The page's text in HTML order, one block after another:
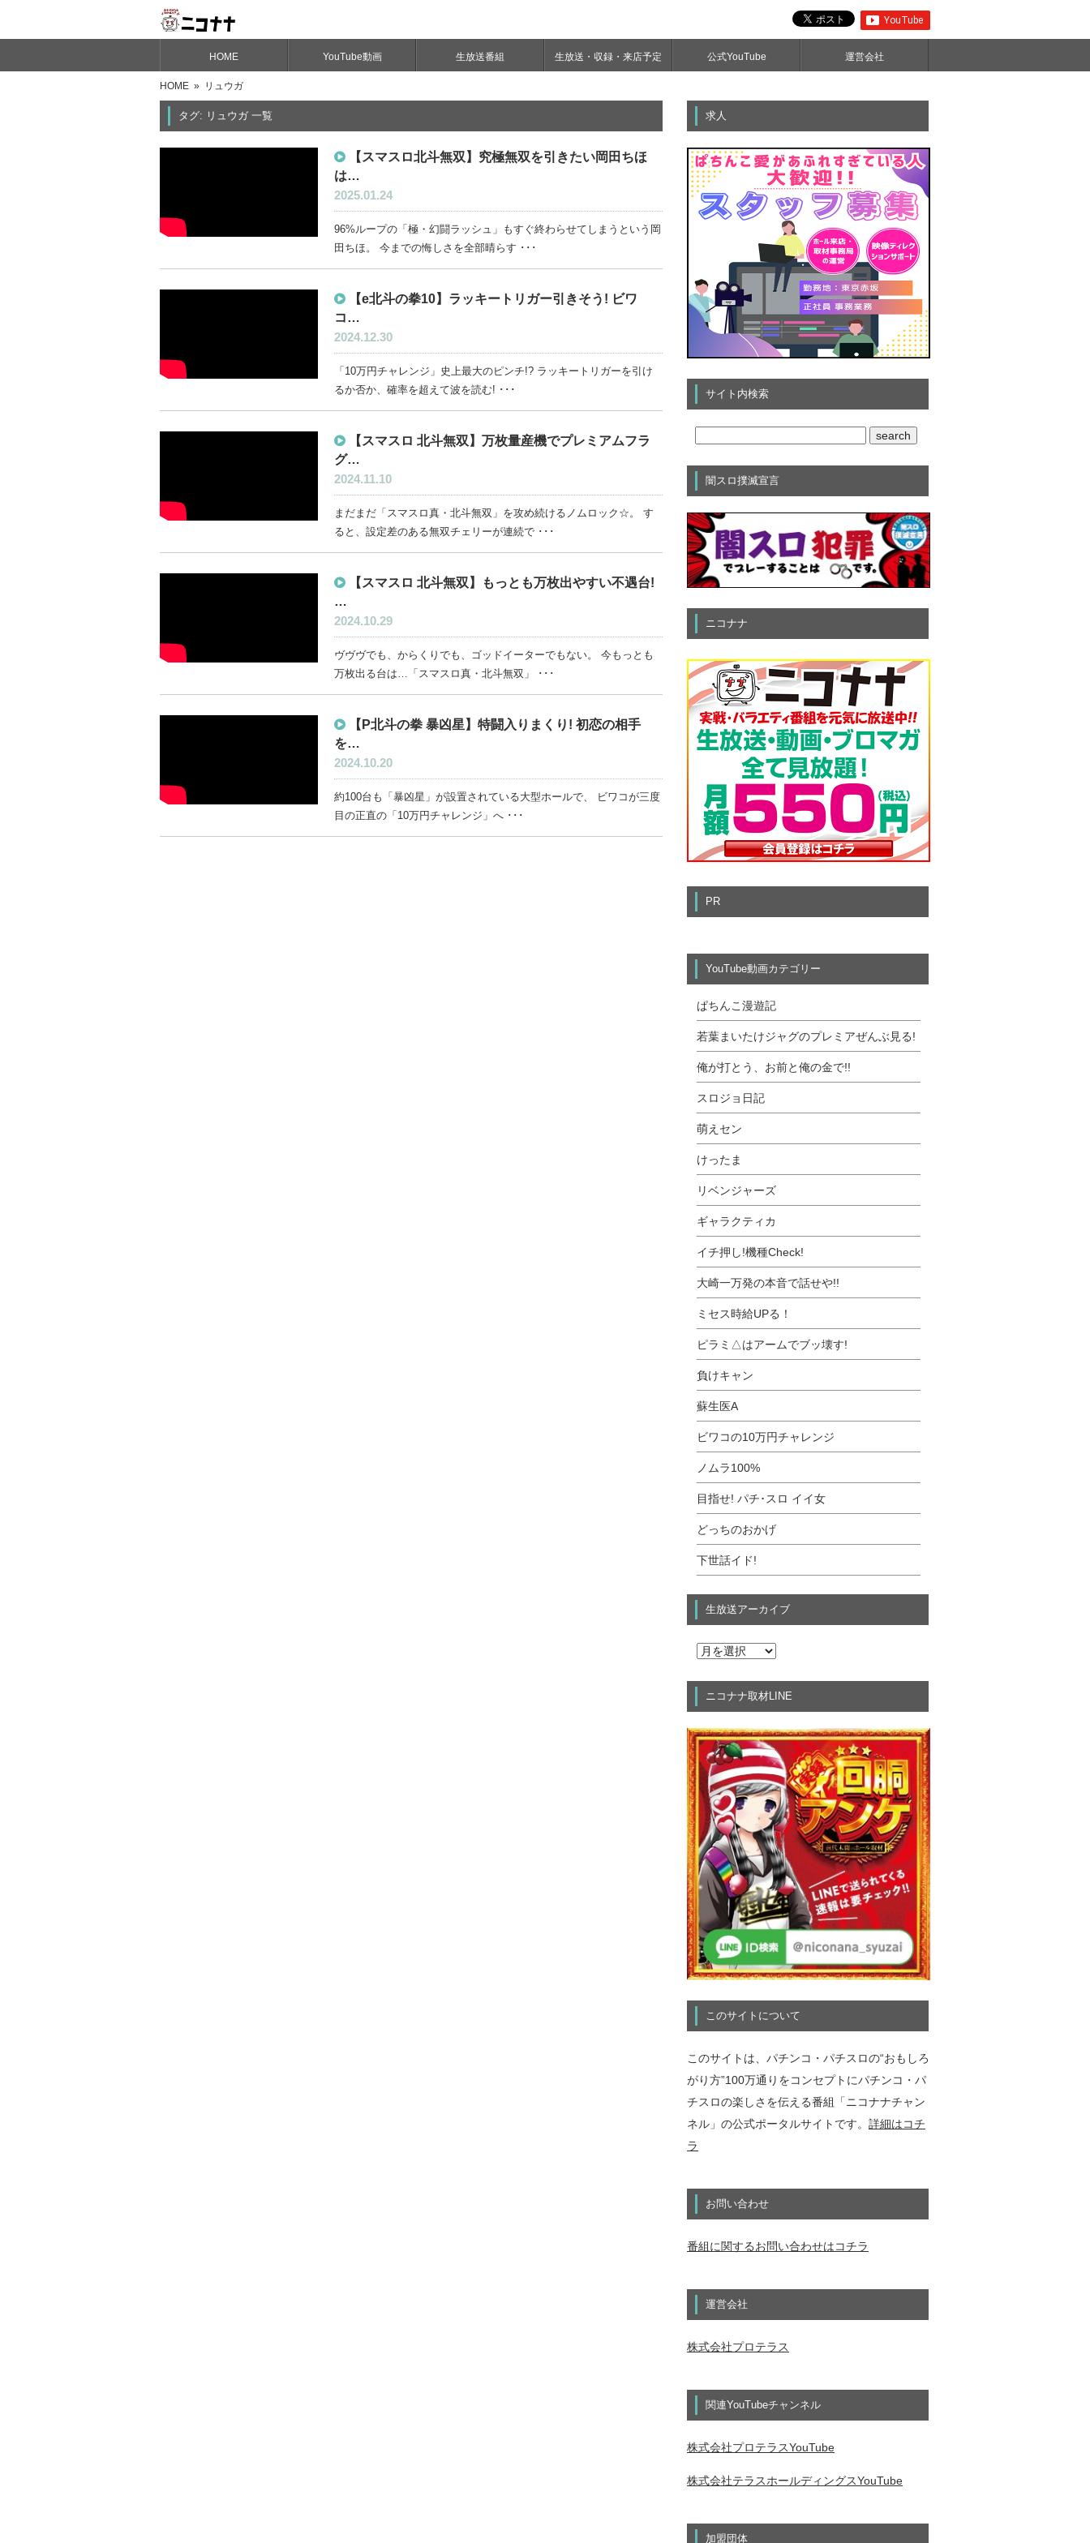
HOME YouTube動画 生放送番組 生放送・収録・来店予定 公式YouTube 運営会社
HOME » リュウガ
タグ: リュウガ 一覧
【スマスロ北斗無双】究極無双を引きたい岡田ちほ
は…
2025.01.24
96%ループの「極・幻闘ラッシュ」もすぐ終わらせてしまうという岡
田ちほ。 今までの悔しさを全部晴らす ･･･
【e北斗の拳10】ラッキートリガー引きそう! ビワ
コ…
2024.12.30
「10万円チャレンジ」史上最大のピンチ!? ラッキートリガーを引け
るか否か、確率を超えて波を読む! ･･･
【スマスロ 北斗無双】万枚量産機でプレミアムフラ
グ…
2024.11.10
まだまだ「スマスロ真・北斗無双」を攻め続けるノムロック☆。 す
ると、設定差のある無双チェリーが連続で ･･･
【スマスロ 北斗無双】もっとも万枚出やすい不遇台!
…
2024.10.29
ヴヴヴでも、からくりでも、ゴッドイーターでもない。 今もっとも
万枚出る台は…「スマスロ真・北斗無双」 ･･･
【P北斗の拳 暴凶星】特闘入りまくり! 初恋の相手
を…
2024.10.20
約100台も「暴凶星」が設置されている大型ホールで、 ビワコが三度
目の正直の「10万円チャレンジ」へ ･･･
求人
サイト内検索
闇スロ撲滅宣言
ニコナナ
PR
YouTube動画カテゴリー
ぱちんこ漫遊記
若葉まいたけジャグのプレミアぜんぶ見る!
俺が打とう、お前と俺の金で!!
スロジョ日記
萌えセン
けったま
リベンジャーズ
ギャラクティカ
イチ押し!機種Check!
大崎一万発の本音で話せや!!
ミセス時給UPる！
ピラミ△はアームでブッ壊す!
負けキャン
蘇生医A
ビワコの10万円チャレンジ
ノムラ100%
目指せ! パチ･スロ イイ女
どっちのおかげ
下世話イド!
生放送アーカイブ
ニコナナ取材LINE
このサイトについて
このサイトは、パチンコ・パチスロの“おもしろ
がり方”100万通りをコンセプトにパチンコ・パ
チスロの楽しさを伝える番組「ニコナナチャン
ネル」の公式ポータルサイトです。 詳細はコチ
ラ
お問い合わせ
番組に関するお問い合わせはコチラ
運営会社
株式会社プロテラス
関連YouTubeチャンネル
株式会社プロテラスYouTube
株式会社テラスホールディングスYouTube
加盟団体